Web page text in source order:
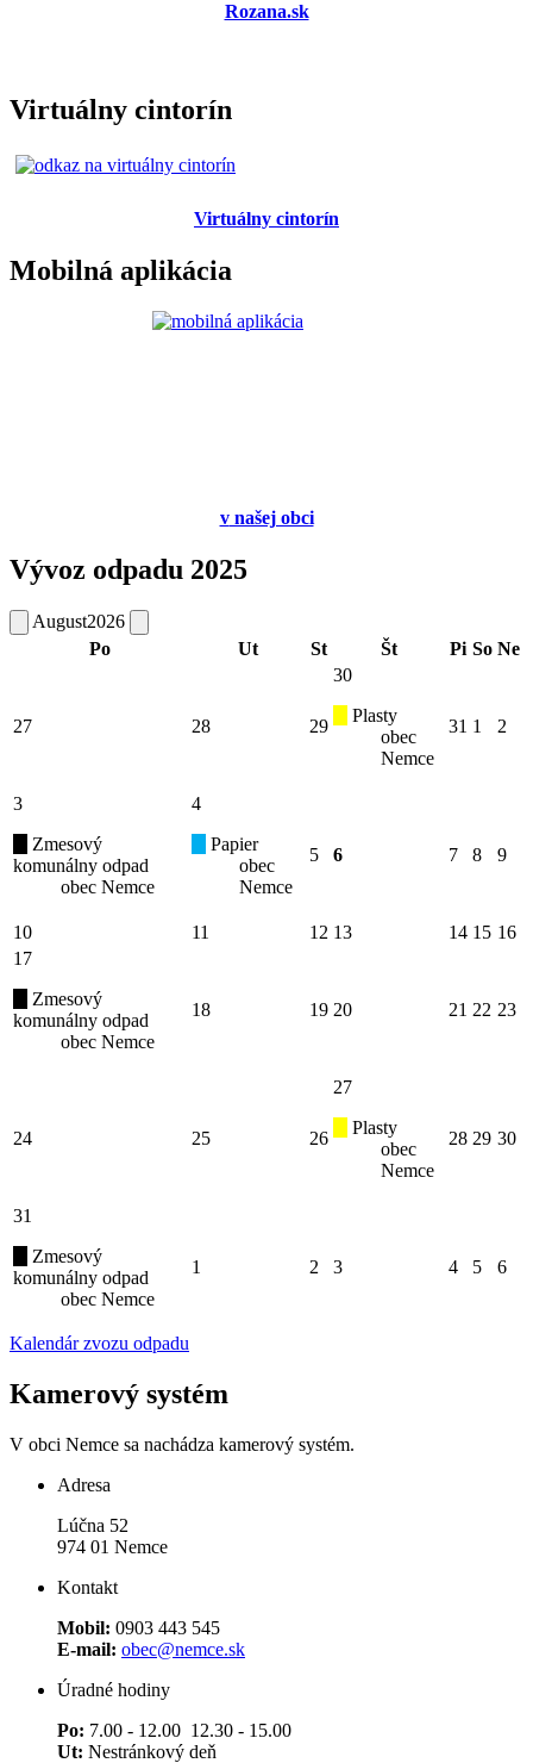
Rozana.sk
Virtuálny cintorín
Virtuálny cintorín
Mobilná aplikácia
vnašej obci
Vývoz odpadu 2025
August2026
Po
Ut St Št Pi So Ne
27 28 29
30
Plasty
obec
Nemce
31 1 2
3
Zmesový
komunálny odpad
obec Nemce
4
Papier
obec
Nemce
5 6 7 8 9
10 11 12 13 14 15 16
17
Zmesový
komunálny odpad
obec Nemce
18 19 20 21 22 23
24 25 26
27
Plasty
obec
Nemce
28 29 30
31
Zmesový
komunálny odpad
obec Nemce
1 2 3 4 5 6
Kalendár zvozu odpadu
Kamerový systém
V obci Nemce sa nachádza kamerový systém.
Adresa
Lúčna 52
974 01 Nemce
Kontakt
Mobil: 0903 443 545
E-mail: obec@nemce.sk
Úradné hodiny
Po: 7.00 - 12.00 12.30 - 15.00
Ut: Nestránkový deň